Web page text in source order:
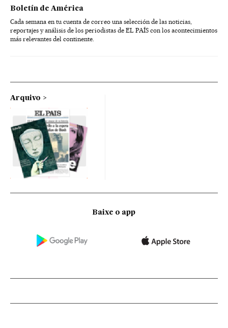
Boletín de América
Cada semana en tu cuenta de correo una selección de las noticias,
reportajes y análisis de los periodistas de EL PAÍS con los acontecimientos
más relevantes del continente.
Arquivo
Baixe o app